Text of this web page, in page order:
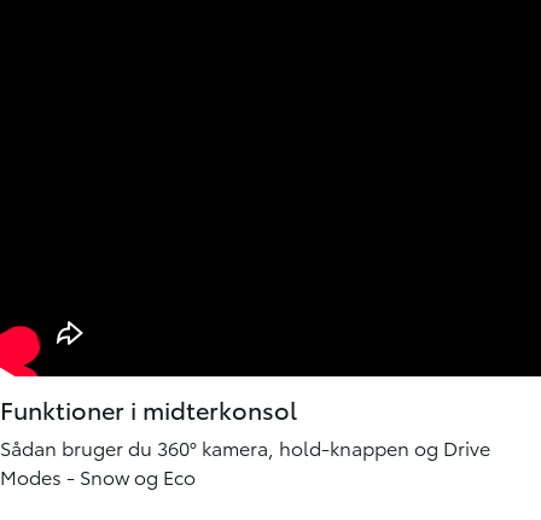
Funktioner i midterkonsol
Sådan bruger du 360° kamera, hold-knappen og Drive
Modes - Snow og Eco